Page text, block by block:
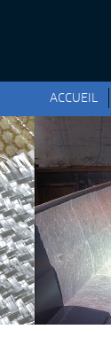
ACCUEIL